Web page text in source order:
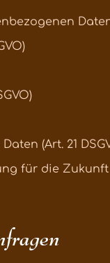
Daten
(Art. 21
für die Zukunft